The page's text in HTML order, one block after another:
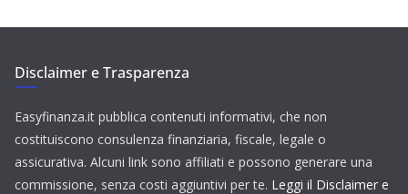
Disclaimer e Trasparenza
Easyfinanza.it pubblica contenuti informativi, che non
costituiscono consulenza finanziaria, fiscale, legale o
assicurativa. Alcuni link sono affiliati e possono generare una
commissione, senza costi aggiuntivi per te. Leggi il Disclaimer e